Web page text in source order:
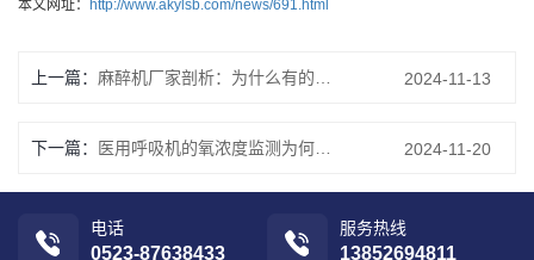
本文网址： http://www.akylsb.com/news/691.html
上一篇： 2024-11-13
下一篇： 2024-11-20
电话
0523-87638433
服务热线
13852694811